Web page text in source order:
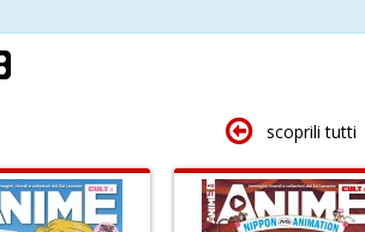
scoprili tutti